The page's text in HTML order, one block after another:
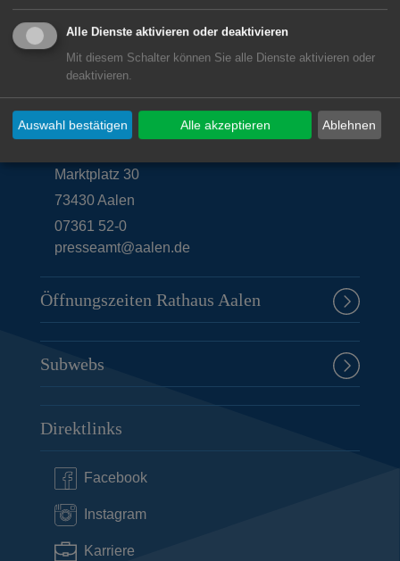
© Stadt Aalen, 03.08.2016
Unsere Anschrift
Marktplatz 30
73430Aalen
07361 52-0
presseamt@aalen.de
Öffnungszeiten Rathaus Aalen
Subwebs
Direktlinks
Facebook
Instagram
Karriere
Alle Dienste aktivieren oder deaktivieren
Mit diesem Schalter können Sie alle Dienste aktivieren oder
deaktivieren.
Ablehnen
Auswahl bestätigen Alle akzeptieren